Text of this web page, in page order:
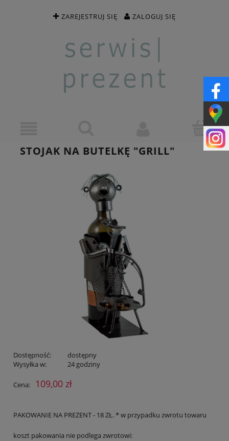
ZAREJESTRUJ SIĘ ZALOGUJ SIĘ
STOJAK NA BUTELKĘ "GRILL"
Dostępność:
dostępny
Wysyłka w:
24 godziny
Cena: 109,00 zł
PAKOWANIE NA PREZENT - 18 ZŁ. * w przypadku zwrotu towaru
koszt pakowania nie podlega zwrotowi: